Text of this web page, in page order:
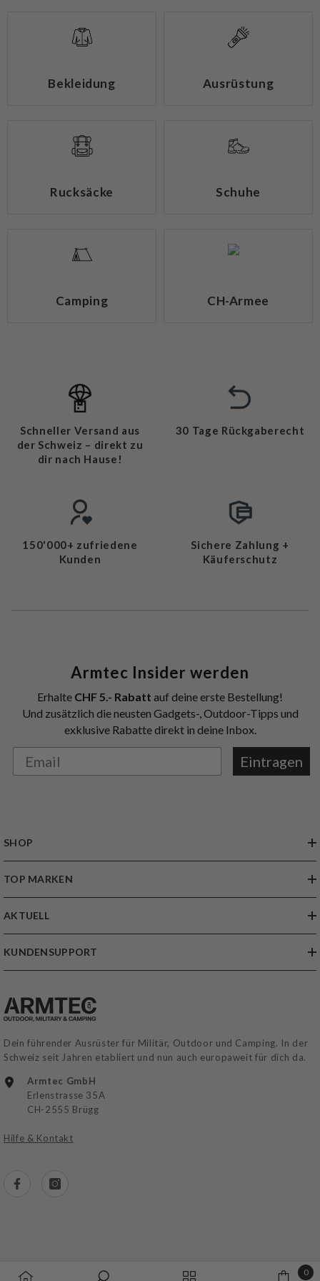
Bekleidung Ausrüstung
Rucksäcke Schuhe
Camping CH-Armee
Schneller Versand aus
der Schweiz – direkt zu
dir nach Hause!
30 Tage Rückgaberecht
150'000+ zufriedene
Kunden
Sichere Zahlung +
Käuferschutz
Armtec Insider werden
Erhalte CHF 5.- Rabatt auf deine erste Bestellung!
Und zusätzlich die neusten Gadgets-, Outdoor-Tipps und
exklusive Rabatte direkt in deine Inbox.
Eintragen
SHOP
TOP MARKEN
AKTUELL
KUNDENSUPPORT
Dein führender Ausrüster für Militär, Outdoor und Camping. In der
Schweiz seit Jahren etabliert und nun auch europaweit für dich da.
Armtec GmbH
Erlenstrasse 35A
CH-2555 Brügg
Hilfe & Kontakt
0